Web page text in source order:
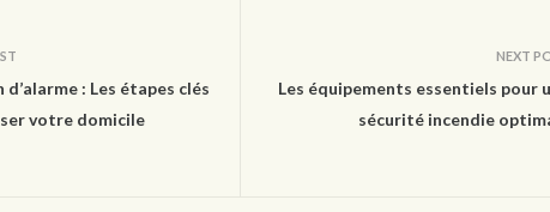
: Les étapes clés
votre domicile
NEXT
Les équipements essentiels pour
sécurité incendie